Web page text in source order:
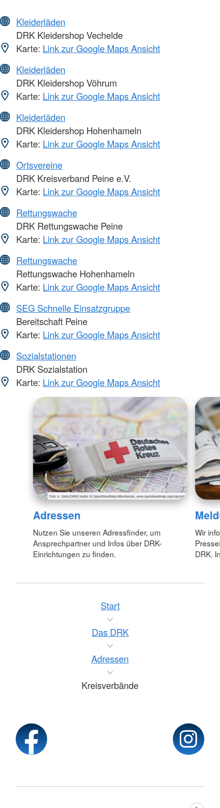
Kleiderläden
DRK Kleidershop Vechelde
Karte: Link zur Google Maps Ansicht
Kleiderläden
DRK Kleidershop Vöhrum
Karte: Link zur Google Maps Ansicht
Kleiderläden
DRK Kleidershop Hohenhameln
Karte: Link zur Google Maps Ansicht
Ortsvereine
DRK Kreisverband Peine e.V.
Karte: Link zur Google Maps Ansicht
Rettungswache
DRK Rettungswache Peine
Karte: Link zur Google Maps Ansicht
Rettungswache
Rettungswache Hohenhameln
Karte: Link zur Google Maps Ansicht
SEG Schnelle Einsatzgruppe
Bereitschaft Peine
Karte: Link zur Google Maps Ansicht
Sozialstationen
DRK Sozialstation
Karte: Link zur Google Maps Ansicht
Adressen
Nutzen Sie unseren Adressfinder, um
Ansprechpartner und Infos über DRK-
Einrichtungen zu finden.
Wir
DRK.
Start
Das DRK
Adressen
Kreisverbände